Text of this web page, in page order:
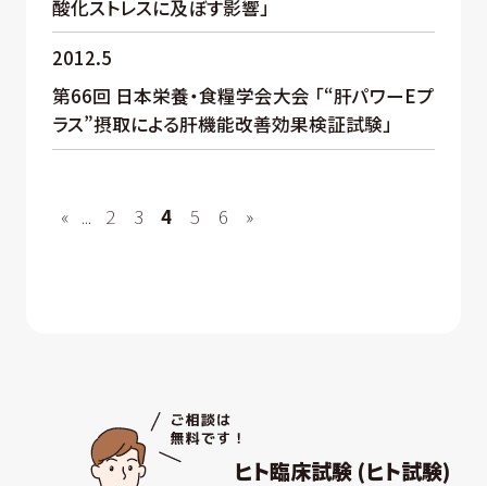
酸化ストレスに及ぼす影響」
2012.5
第66回 日本栄養・食糧学会大会 「“肝パワーEプ
ラス”摂取による肝機能改善効果検証試験」
« ... 2 3 4 5 6 »
ヒト臨床試験 (ヒト試験)